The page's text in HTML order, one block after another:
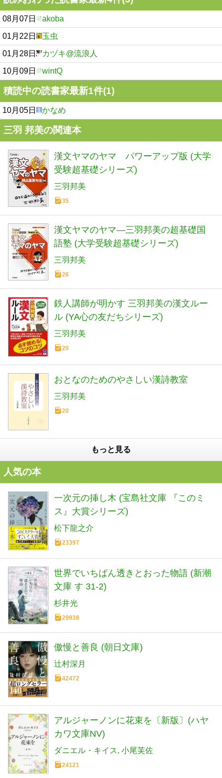
08月07日 akoba
01月22日 玉虫
01月28日 カヅキ@流浪人
10月09日 wintQ
積読中の読書家最新1件(1)
10月05日 かなめ
三羽 邦美の関連本
漢文ヤマのヤマ パワーアップ版 (大学
受験超基礎シリーズ)
三羽邦美
35
漢文ヤマのヤマ―三羽邦美の超基礎国
語塾 (大学受験超基礎シリーズ)
三羽邦美
26
鉄人講師が明かす 三羽邦美の漢文ルー
ル (YA心の友だちシリーズ)
三羽邦美
20
おとなのためのやさしい漢詩教室
三羽邦美
20
もっと見る
人気の本
一次元の挿し木 (宝島社文庫 『このミ
ス』大賞シリーズ)
松下龍之介
23397
世界でいちばん透きとおった物語 (新潮
文庫 す 31-2)
杉井光
29938
傲慢と善良 (朝日文庫)
辻村深月
42472
アルジャーノンに花束を〔新版〕(ハヤ
カワ文庫NV)
ダニエル・キイス 小尾芙佐
24121